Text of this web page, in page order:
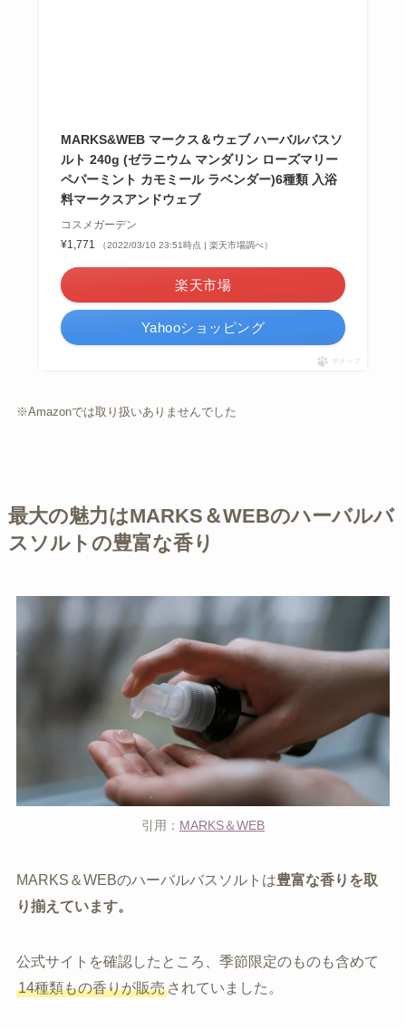
MARKS&WEB マークス＆ウェブ ハーバルバスソ
ルト 240g (ゼラニウム マンダリン ローズマリー
ペパーミント カモミール ラベンダー)6種類 入浴
料マークスアンドウェブ
コスメガーデン
¥1,771
（2022/03/10 23:51時点 | 楽天市場調べ）
楽天市場
Yahooショッピング
ポチップ
※Amazonでは取り扱いありませんでした
最大の魅力はMARKS＆WEBのハーバルバ
スソルトの豊富な香り
引用： MARKS＆WEB
MARKS＆WEBのハーバルバスソルトは豊富な香りを取
り揃えています。
公式サイトを確認したところ、季節限定のものも含めて
14種類もの香りが販売されていました。